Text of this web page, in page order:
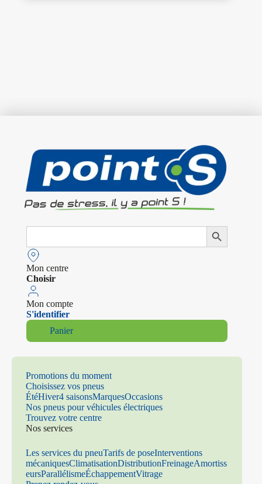
Search
Search Button
Mon centre
Choisir
Mon compte
S'identifier
Panier
Promotions du moment
Choisissez vos pneus
ÉtéHiver4 saisonsMarquesOccasions
Nos pneus pour véhicules électriques
Trouvez votre centre
Nos services
Les services du pneuTarifs de poseInterventions
mécaniquesClimatisationDistributionFreinageAmortiss
eursParallélismeÉchappementVitrage